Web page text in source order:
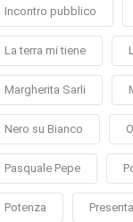
Incontro pubblico
La terra mi tiene
Margherita Sarli
Nero su Bianco
Pasquale Pepe
Potenza